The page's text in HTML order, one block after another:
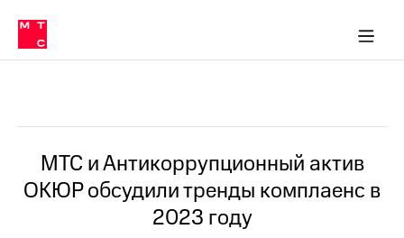
Медиа-центр
и акционерам
Устойчивое развитие
Комплаенс и деловая этика
компании
Карьера
История
компании
Руководство
в МТС
Пресс-
релизы
о технологиях
МТС и Антикоррупционный актив
ОКЮР обсудили тренды комплаенс в
2023 году